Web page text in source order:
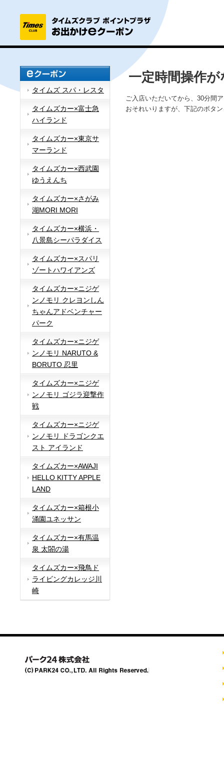
タイムズ スパ・レスタ
タイムズカー×富士急
ハイランド
タイムズカー×東京サ
マーランド
タイムズカー×西武園
ゆうえんち
タイムズカー×さがみ
湖MORI MORI
タイムズカー×横浜・
八景島シーパラダイス
タイムズカー×スパリ
ゾートハワイアンズ
タイムズカー×ニジゲ
ンノモリ クレヨンしん
ちゃんアドベンチャー
パーク
タイムズカー×ニジゲ
ンノモリ NARUTO &
BORUTO 忍里
タイムズカー×ニジゲ
ンノモリ ゴジラ迎撃作
戦
タイムズカー×ニジゲ
ンノモリ ドラゴンクエ
スト アイランド
タイムズカー×AWAJI
HELLO KITTY APPLE
LAND
タイムズカー×箱根小
涌園ユネッサン
タイムズカー×有馬温
泉 太閤の湯
タイムズカー×飛鳥ド
ライビングカレッジ川
崎
一定時間操作
ご入店いただいてから、30分間
おそれいりますが、下記のボタ